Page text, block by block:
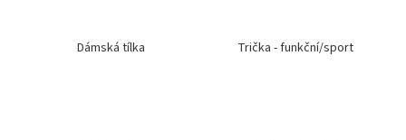
Dámská tílka Trička - funkční/sport